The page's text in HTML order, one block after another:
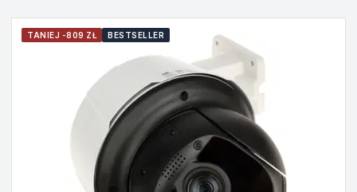
TANIEJ -809 ZŁ BESTSELLER